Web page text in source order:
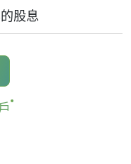
0.02$/股, 加拿大股
續費為1結算貨幣, 中
本股票 -100JPY, 加
股息
得股息調整，
(Stock CFDs